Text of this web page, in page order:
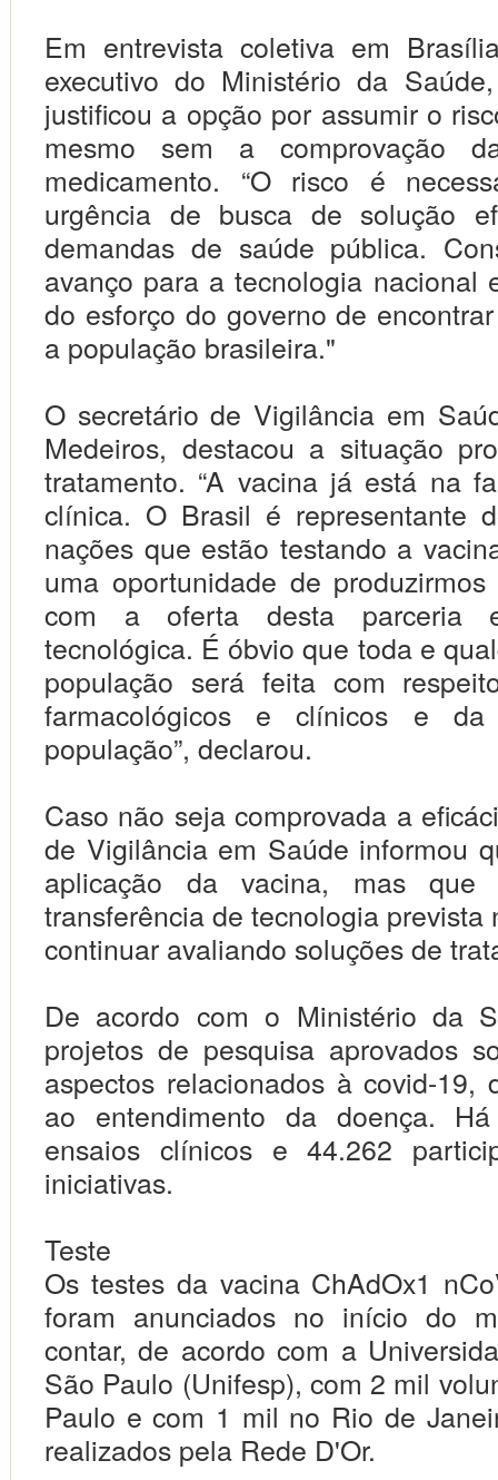
Em entrevista coletiva em
executivo do Ministério da
justificou a opção por assumir o
mesmo sem a comprovação
medicamento. “O risco é
urgência de busca de solução
demandas de saúde pública.
avanço para a tecnologia nacional
do esforço do governo de
a população brasileira."
O secretário de Vigilância em
Medeiros, destacou a situação
tratamento. “A vacina já está na
clínica. O Brasil é representante
nações que estão testando a
uma oportunidade de
com a oferta desta parceria
tecnológica. É óbvio que toda e
população será feita com
farmacológicos e clínicos e
população”, declarou.
Caso não seja comprovada a
de Vigilância em Saúde informou
aplicação da vacina, mas que
transferência de tecnologia prevista
continuar avaliando soluções de
De acordo com o Ministério da
projetos de pesquisa aprovados
aspectos relacionados à covid-19,
ao entendimento da doença.
ensaios clínicos e 44.262
iniciativas.
Teste
Os testes da vacina ChAdOx1
foram anunciados no início do
contar, de acordo com a
São Paulo (Unifesp), com 2 mil
Paulo e com 1 mil no Rio de
realizados pela Rede D'Or.